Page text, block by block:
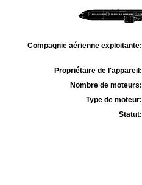
Compagnie aérienne exploitante:
Propriétaire de l'appareil:
Nombre de moteurs:
Type de moteur:
Statut: